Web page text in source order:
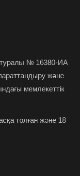
туралы № 16380-ИА
және
мемлекеттік
толған және 18